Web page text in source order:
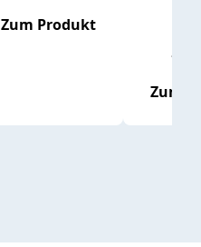
Zum Produkt
Zum